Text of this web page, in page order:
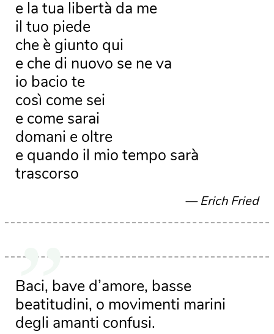
e la tua libertà da me
il tuo piede
che è giunto qui
e che di nuovo se ne va
io bacio te
così come sei
e come sarai
domani e oltre
e quando il mio tempo sarà
trascorso
Erich Fried
Baci, bave d’amore, basse
beatitudini, o movimenti marini
degli amanti confusi.